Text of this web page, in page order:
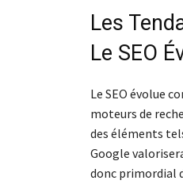
Les
Le SEO
Le SEO évolue
moteurs de
des éléments
Google
donc primordial